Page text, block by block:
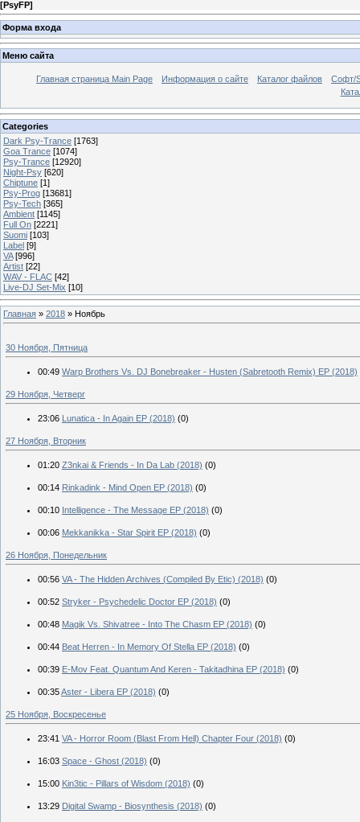
[PsyFP]
Форма входа
Меню сайта
Главная страница Main Page Информация о сайте Каталог файлов
Софт/
Categories
Dark Psy-Trance [1763]
Goa Trance [1074]
Psy-Trance [12920]
Night-Psy [620]
Chiptune [1]
Psy-Prog [13681]
Psy-Tech [365]
Ambient [1145]
Full On [2221]
Suomi [103]
Label [9]
VA [996]
Artist [22]
WAV - FLAC [42]
Live-DJ Set-Mix [10]
Главная » 2018 » Ноябрь
30 Ноября, Пятница
00:49 Warp Brothers Vs. DJ Bonebreaker - Husten (Sabretooth Remix) EP (2018)
29 Ноября, Четверг
23:06 Lunatica - In Again EP (2018) (0)
27 Ноября, Вторник
01:20 Z3nkai & Friends - In Da Lab (2018) (0)
00:14 Rinkadink - Mind Open EP (2018) (0)
00:10 Intelligence - The Message EP (2018) (0)
00:06 Mekkanikka - Star Spirit EP (2018) (0)
26 Ноября, Понедельник
00:56 VA - The Hidden Archives (Compiled By Etic) (2018) (0)
00:52 Stryker - Psychedelic Doctor EP (2018) (0)
00:48 Magik Vs. Shivatree - Into The Chasm EP (2018) (0)
00:44 Beat Herren - In Memory Of Stella EP (2018) (0)
00:39 E-Mov Feat. Quantum And Keren - Takitadhina EP (2018) (0)
00:35Aster - Libera EP (2018) (0)
25 Ноября, Воскресенье
23:41 VA - Horror Room (Blast From Hell) Chapter Four (2018) (0)
16:03 Space - Ghost (2018) (0)
15:00 Kin3tic - Pillars of Wisdom (2018) (0)
13:29 Digital Swamp - Biosynthesis (2018) (0)